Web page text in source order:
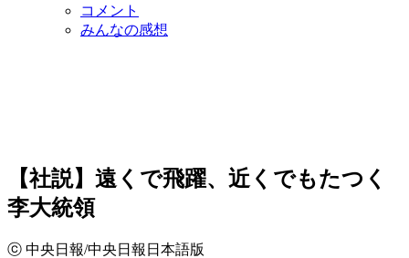
コメント
みんなの感想
【社説】遠くで飛躍、近くでもたつく
李大統領
ⓒ 中央日報/中央日報日本語版